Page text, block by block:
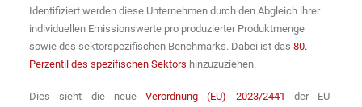
Identifiziert werden diese Unternehmen durch den Abgleich ihrer
individuellen Emissionswerte pro produzierter Produktmenge
sowie des sektorspezifischen Benchmarks. Dabei ist das 80.
Perzentil des spezifischen Sektors hinzuzuziehen.
Dies sieht die neue Verordnung (EU) 2023/2441 der EU-